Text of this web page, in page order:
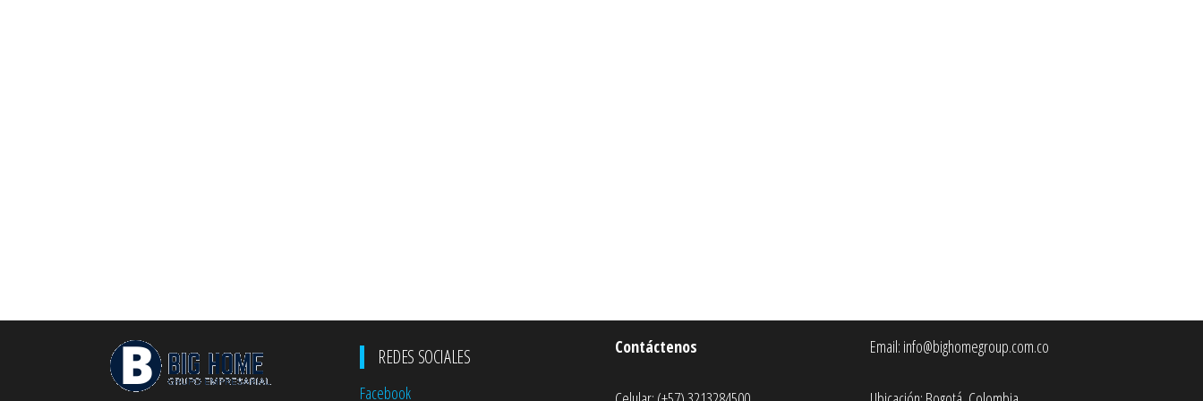
REDES SOCIALES
Facebook
Contáctenos Email: info@bighomegroup.com.co